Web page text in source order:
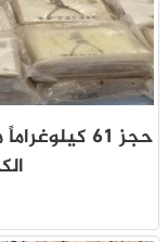
حجز 61